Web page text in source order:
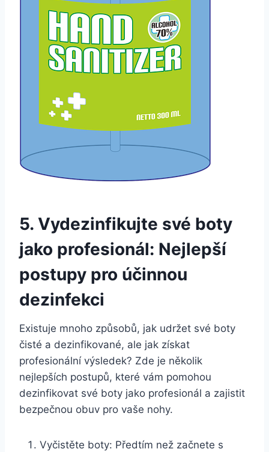
5. Vydezinfikujte své boty
⁤jako profesionál: Nejlepší
postupy⁤ pro‌ účinnou
dezinfekci
Existuje mnoho způsobů, jak udržet své boty
čisté a dezinfikované,⁢ ale jak získat
profesionální výsledek? Zde je několik
nejlepších postupů, které vám pomohou
dezinfikovat své boty⁤ jako profesionál a zajistit
bezpečnou obuv pro ​vaše nohy.
Vyčistěte boty: Předtím než začnete s